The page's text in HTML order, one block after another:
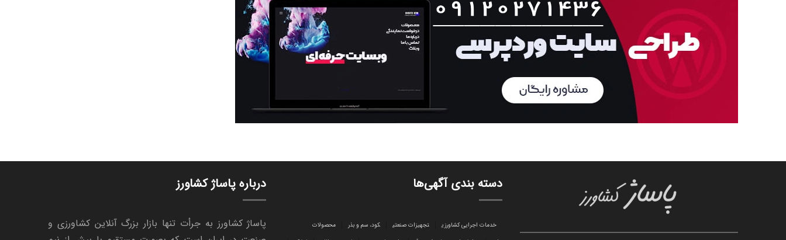
دسته بندی آگهی‌ها
خدمات اجرایی کشاورزی تجهیزات صنعتی کود، سم و بذر
محصولات
درباره پاساژ کشاورز
پاساژ کشاورز به جرأت تنها بازار بزرگ آنلاین کشاورزی و